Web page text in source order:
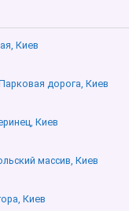
Киев
дорога, Киев
Киев
массив, Киев
Киев